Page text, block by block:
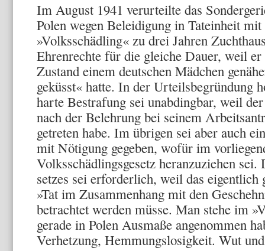
Im August 1941 verurteilte das
Polen wegen Beleidigung in Tateinheit
»Volksschädling« zu drei Jahren
Ehrenrechte für die gleiche Dauer, weil
Zustand einem deutschen Mädchen
geküsst« hatte. In der Urteilsbegründung
harte Bestrafung sei unabding­bar, weil
nach der Belehrung bei seinem
getreten habe. Im üb­rigen sei aber auch
mit Nötigung gegeben, wofür im
Volksschädlingsgesetz heranzuziehen
setzes sei erforderlich, weil das eigentlich
»Tat im Zusammen­hang mit den
betrachtet werden müsse. Man stehe im
gerade in Polen Ausmaße angenommen
Verhetzung, Hemmungslosigkeit. Wut